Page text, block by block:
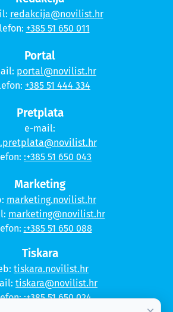
redakcija@novilist.hr
+385 51 650 011
Portal
portal@novilist.hr
+385 51 444 334
Pretplata
e-mail:
:+385 51 650 043
Marketing
marketing.novilist.hr
marketing@novilist.hr
:+385 51 650 088
Tiskara
tiskara.novilist.hr
tiskara@novilist.hr
:+385 51 650 024